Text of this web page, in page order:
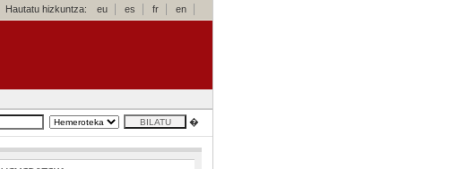
Hautatu hizkuntza: eu es fr en
�